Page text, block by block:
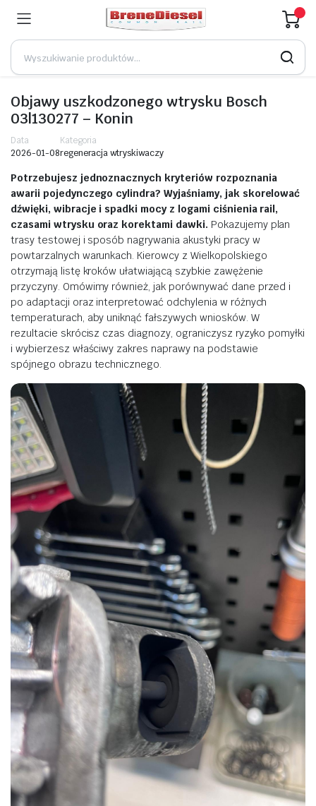
Objawy uszkodzonego wtrysku Bosch
03l130277 – Konin
Data
2026-01-08
Kategoria
regeneracja wtryskiwaczy
Potrzebujesz jednoznacznych kryteriów rozpoznania
awarii pojedynczego cylindra? Wyjaśniamy, jak skorelować
dźwięki, wibracje i spadki mocy z logami ciśnienia rail,
czasami wtrysku oraz korektami dawki. Pokazujemy plan
trasy testowej i sposób nagrywania akustyki pracy w
powtarzalnych warunkach. Kierowcy z Wielkopolskiego
otrzymają listę kroków ułatwiającą szybkie zawężenie
przyczyny. Omówimy również, jak porównywać dane przed i
po adaptacji oraz interpretować odchylenia w różnych
temperaturach, aby uniknąć fałszywych wniosków. W
rezultacie skrócisz czas diagnozy, ograniczysz ryzyko pomyłki
i wybierzesz właściwy zakres naprawy na podstawie
spójnego obrazu technicznego.